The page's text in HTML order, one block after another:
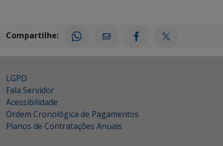
Compartilhe:
LGPD
Fala Servidor
Acessibilidade
Ordem Cronológica de Pagamentos
Planos de Contratações Anuais